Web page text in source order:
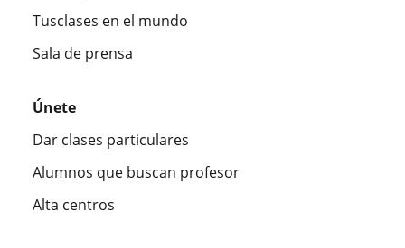
Tusclases en el mundo
Sala de prensa
Únete
Dar clases particulares
Alumnos que buscan profesor
Alta centros